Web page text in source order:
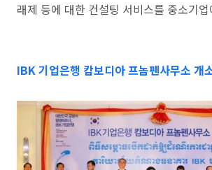
래제 등에 대한 컨설팅 서비스를 중소기
IBK 기업은행 캄보디아 프놈펜사무소 개